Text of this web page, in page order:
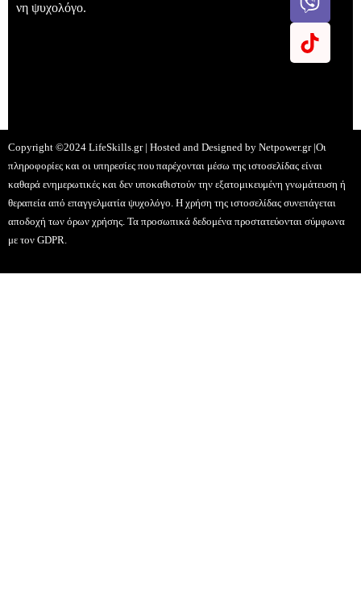
νη ψυχολόγο.
Copyright ©2024 LifeSkills.gr | Hosted and Designed by Netpower.gr |Οι
πληροφορίες και οι υπηρεσίες που παρέχονται μέσω της ιστοσελίδας είναι
καθαρά ενημερωτικές και δεν υποκαθιστούν την εξατομικευμένη γνωμάτευση ή
θεραπεία από επαγγελματία ψυχολόγο. Η χρήση της ιστοσελίδας συνεπάγεται
αποδοχή των όρων χρήσης. Τα προσωπικά δεδομένα προστατεύονται σύμφωνα
με τον GDPR.